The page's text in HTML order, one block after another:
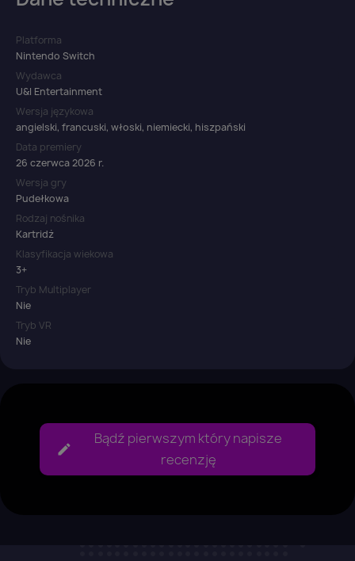
Platforma
Nintendo Switch
Wydawca
U&I Entertainment
Wersja językowa
angielski, francuski, włoski, niemiecki, hiszpański
Data premiery
26 czerwca 2026 r.
Wersja gry
Pudełkowa
Rodzaj nośnika
Kartridż
Klasyfikacja wiekowa
3+
Tryb Multiplayer
Nie
Tryb VR
Nie
Bądź pierwszym który napisze
recenzję